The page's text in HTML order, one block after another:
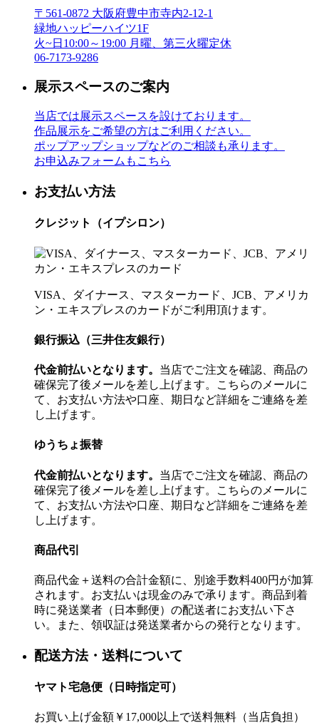
〒561-0872 大阪府豊中市寺内2-12-1
緑地ハッピーハイツ1F
火~日10:00～19:00 月曜、第三火曜定休
06-7173-9286
展示スペースのご案内
当店では展示スペースを設けております。
作品展示をご希望の方はご利用ください。
ポップアップショップなどのご相談も承ります。
お申込みフォームもこちら
お支払い方法
クレジット（イプシロン）
VISA、ダイナース、マスターカード、JCB、アメリカ
ン・エキスプレスのカードがご利用頂けます。
銀行振込（三井住友銀行）
代金前払いとなります。 当店でご注文を確認、商品の
確保完了後メールを差し上げます。こちらのメールに
て、お支払い方法や口座、期日など詳細をご連絡を差
し上げます。
ゆうちょ振替
代金前払いとなります。 当店でご注文を確認、商品の
確保完了後メールを差し上げます。こちらのメールに
て、お支払い方法や口座、期日など詳細をご連絡を差
し上げます。
商品代引
商品代金＋送料の合計金額に、別途手数料400円が加算
されます。お支払いは現金のみで承ります。商品到着
時に発送業者（日本郵便）の配送者にお支払い下さ
い。また、領収証は発送業者からの発行となります。
配送方法・送料について
ヤマト宅急便（日時指定可）
お買い上げ金額￥17,000以上で送料無料（当店負担）